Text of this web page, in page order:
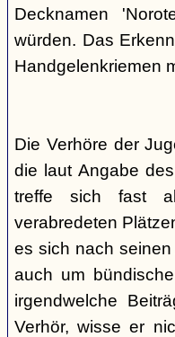
Decknamen
würden. Das
Handgelenkriemen
Die Verhöre der
die laut Angabe
treffe sich fast
verabredeten
es sich nach
auch um
irgendwelche
Verhör, wisse er